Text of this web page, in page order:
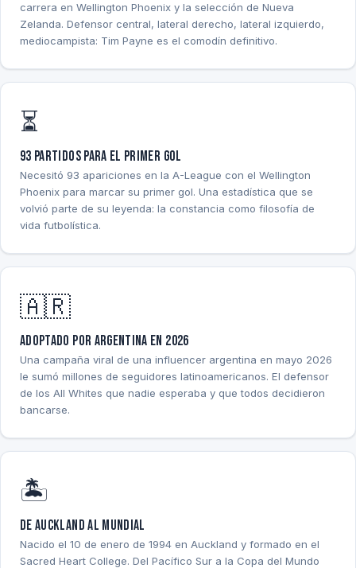
carrera en Wellington Phoenix y la selección de Nueva
Zelanda. Defensor central, lateral derecho, lateral izquierdo,
mediocampista: Tim Payne es el comodín definitivo.
⏳
93 partidos para el primer gol
Necesitó 93 apariciones en la A-League con el Wellington
Phoenix para marcar su primer gol. Una estadística que se
volvió parte de su leyenda: la constancia como filosofía de
vida futbolística.
🇦🇷
Adoptado por Argentina en 2026
Una campaña viral de una influencer argentina en mayo 2026
le sumó millones de seguidores latinoamericanos. El defensor
de los All Whites que nadie esperaba y que todos decidieron
bancarse.
🏝️
De Auckland al Mundial
Nacido el 10 de enero de 1994 en Auckland y formado en el
Sacred Heart College. Del Pacífico Sur a la Copa del Mundo